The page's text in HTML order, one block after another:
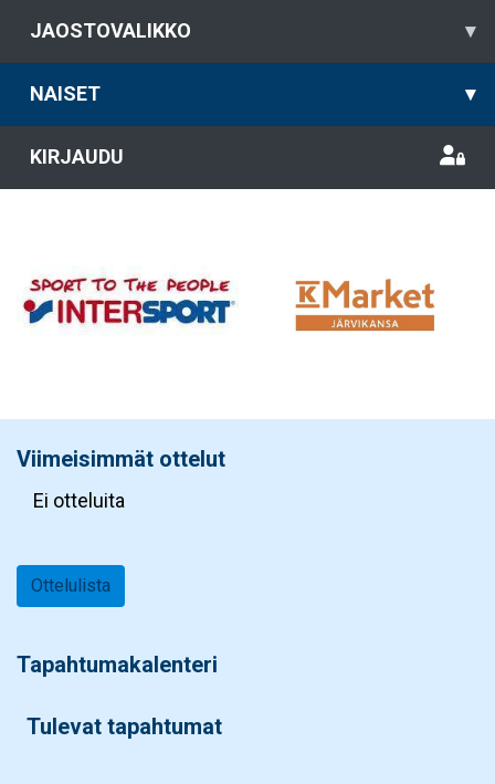
JAOSTOVALIKKO ▾
NAISET ▾
KIRJAUDU
Viimeisimmät ottelut
Ei otteluita
Ottelulista
Tapahtumakalenteri
Tulevat tapahtumat